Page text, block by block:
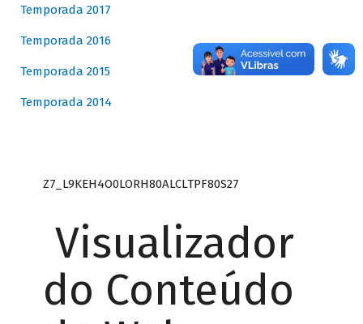
Temporada 2017
Temporada 2016
Temporada 2015
Temporada 2014
Z7_L9KEH4O0LORH80ALCLTPF80S27
Visualizador
do Conteúdo